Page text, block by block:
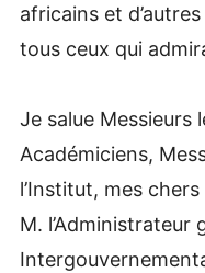
africains et
tous ceux qui
Je salue Messieurs
Académiciens,
l’Institut, mes
M. l’Administrateur